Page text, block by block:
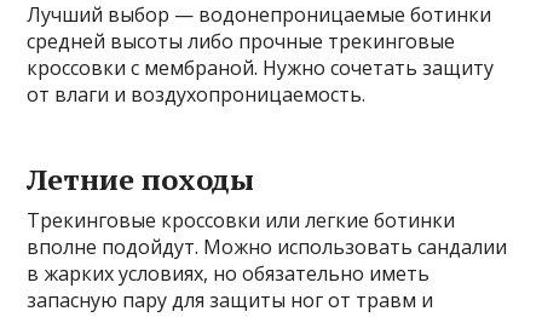
Лучший выбор — водонепроницаемые ботинки
средней высоты либо прочные трекинговые
кроссовки с мембраной. Нужно сочетать защиту
от влаги и воздухопроницаемость.
Летние походы
Трекинговые кроссовки или легкие ботинки
вполне подойдут. Можно использовать сандалии
в жарких условиях, но обязательно иметь
запасную пару для защиты ног от травм и